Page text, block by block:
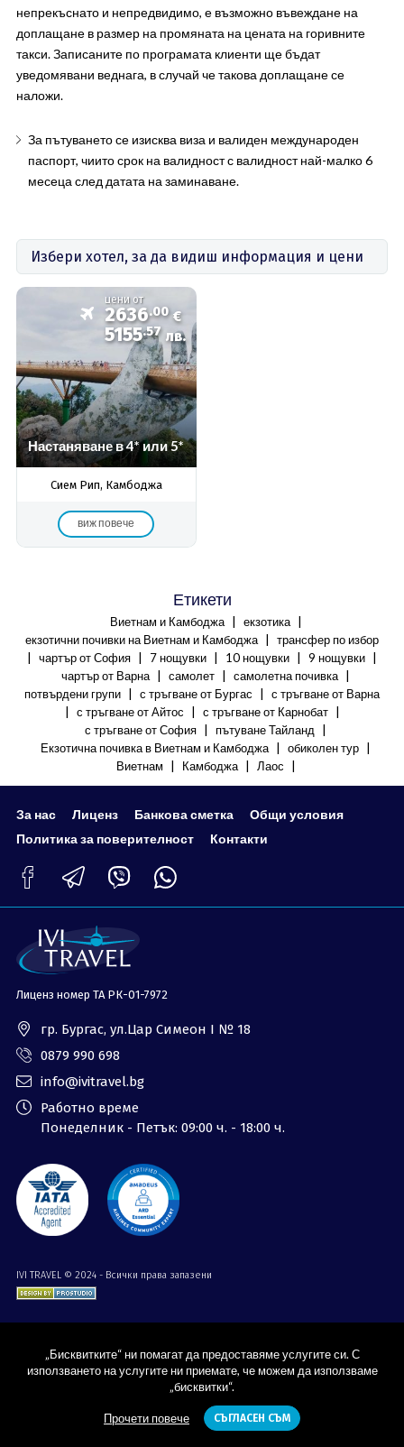
непрекъснато и непредвидимо, е възможно въвеждане на
доплащане в размер на промяната на цената на горивните
такси. Записаните по програмата клиенти ще бъдат
уведомявани веднага, в случай че такова доплащане се
наложи.
За пътуването се изисква виза и валиден международен
паспорт, чиито срок на валидност с валидност най-малко 6
месеца след датата на заминаване.
Избери хотел, за да видиш информация и цени
цени от
2636.00 €
5155.57 лв.
Настаняване в 4* или 5*
Сием Рип, Камбоджа
виж повече
Етикети
Виетнам и Камбоджа | екзотика |
екзотични почивки на Виетнам и Камбоджа | трансфер по избор
| чартър от София | 7 нощувки | 10 нощувки | 9 нощувки |
чартър от Варна | самолет | самолетна почивка |
потвърдени групи | с тръгване от Бургас | с тръгване от Варна
| с тръгване от Айтос | с тръгване от Карнобат |
с тръгване от София | пътуване Тайланд |
Екзотична почивка в Виетнам и Камбоджа | обиколен тур |
Виетнам | Камбоджа | Лаос |
За нас Лиценз Банкова сметка
Общи условия
Политика за поверителност
Контакти
Лиценз номер ТА РК-01-7972
гр. Бургас, ул.Цар Симеон I № 18
0879 990 698
info@ivitravel.bg
Работно време
Понеделник - Петък: 09:00 ч. - 18:00 ч.
IVI TRAVEL © 2024 - Всички права запазени
„Бисквитките“ ни помагат да предоставяме услугите си. С
използването на услугите ни приемате, че можем да използваме
„бисквитки“.
Прочети повече СЪГЛАСЕН СЪМ